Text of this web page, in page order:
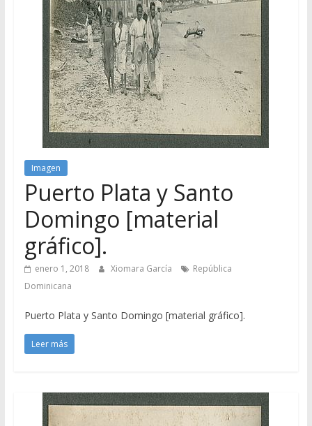
Imagen
Puerto Plata y Santo
Domingo [material
gráfico].
enero 1, 2018 Xiomara García
República
Dominicana
Puerto Plata y Santo Domingo [material gráfico].
Leer más